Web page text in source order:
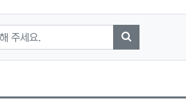
검색하기